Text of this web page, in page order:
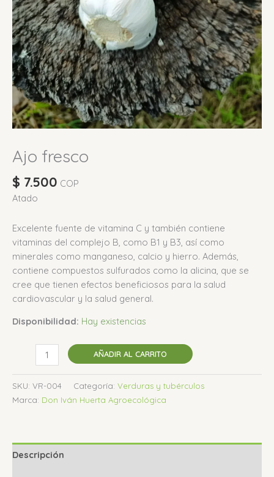
Ajo fresco
$ 7.500 COP
Atado
Excelente fuente de vitamina C y también contiene
vitaminas del complejo B, como B1 y B3, así como
minerales como manganeso, calcio y hierro. Además,
contiene compuestos sulfurados como la alicina, que se
cree que tienen efectos beneficiosos para la salud
cardiovascular y la salud general.
Disponibilidad: Hay existencias
AÑADIR AL CARRITO
SKU: VR-004 Categoría: Verduras y tubérculos
Marca: Don Iván Huerta Agroecológica
Descripción